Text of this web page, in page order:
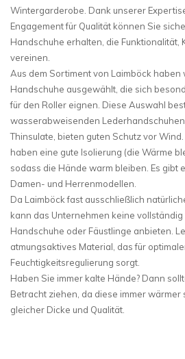
Wintergarderobe. Dank unserer
Engagement für Qualität können Sie
Handschuhe erhalten, die Funktionalität,
vereinen.
Aus dem Sortiment von Laimböck haben
Handschuhe ausgewählt, die sich
für den Roller eignen. Diese Auswahl
wasserabweisenden
Thinsulate, bieten guten Schutz vor
haben eine gute Isolierung (die Wärme
sodass die Hände warm bleiben. Es gibt
Damen- und Herrenmodellen.
Da Laimböck fast ausschließlich
kann das Unternehmen keine
Handschuhe oder Fäustlinge anbieten.
atmungsaktives Material, das für
Feuchtigkeitsregulierung sorgt.
Haben Sie immer kalte Hände? Dann
Betracht ziehen, da diese immer wärmer
gleicher Dicke und Qualität.